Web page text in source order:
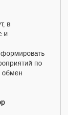
в
и
по
обмен